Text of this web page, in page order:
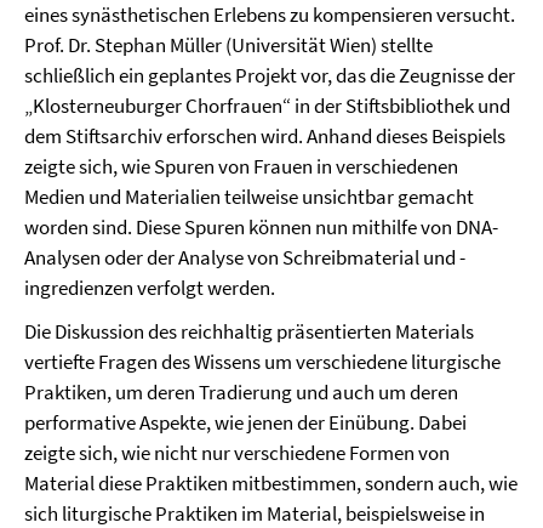
eines synästhetischen Erlebens zu kompensieren versucht.
Prof. Dr. Stephan Müller (Universität Wien) stellte
schließlich ein geplantes Projekt vor, das die Zeugnisse der
„Klosterneuburger Chorfrauen“ in der Stiftsbibliothek und
dem Stiftsarchiv erforschen wird. Anhand dieses Beispiels
zeigte sich, wie Spuren von Frauen in verschiedenen
Medien und Materialien teilweise unsichtbar gemacht
worden sind. Diese Spuren können nun mithilfe von DNA-
Analysen oder der Analyse von Schreibmaterial und -
ingredienzen verfolgt werden.
Die Diskussion des reichhaltig präsentierten Materials
vertiefte Fragen des Wissens um verschiedene liturgische
Praktiken, um deren Tradierung und auch um deren
performative Aspekte, wie jenen der Einübung. Dabei
zeigte sich, wie nicht nur verschiedene Formen von
Material diese Praktiken mitbestimmen, sondern auch, wie
sich liturgische Praktiken im Material, beispielsweise in